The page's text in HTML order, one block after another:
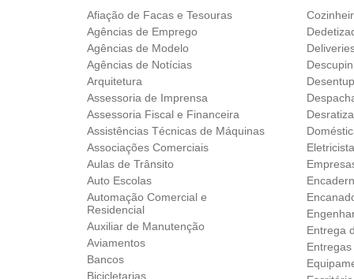
Afiação de Facas e Tesouras
Agências de Emprego
Agências de Modelo
Agências de Notícias
Arquitetura
Assessoria de Imprensa
Assessoria Fiscal e Financeira
Assistências Técnicas de Máquinas
Associações Comerciais
Aulas de Trânsito
Auto Escolas
Automação Comercial e
Residencial
Auxiliar de Manutenção
Aviamentos
Bancos
Bicicletarias
Entrega